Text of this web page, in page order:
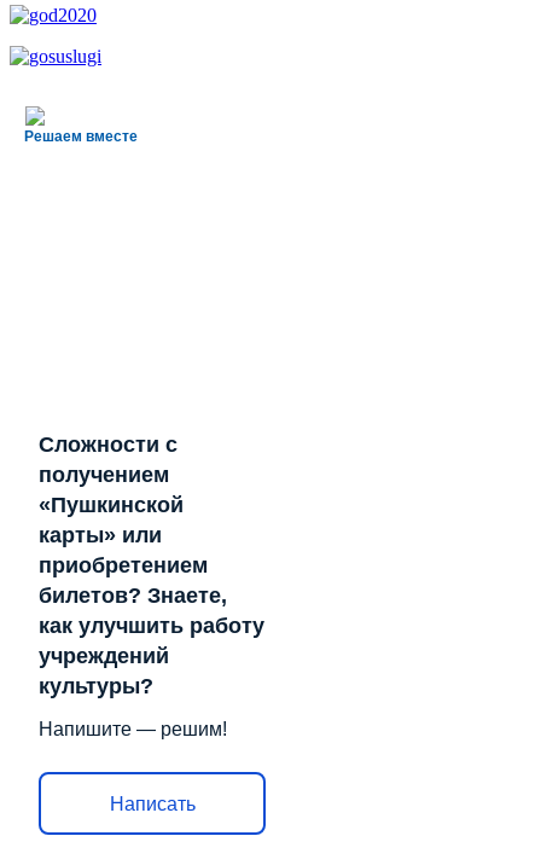
Решаем вместе
Сложности с
получением
«Пушкинской
карты» или
приобретением
билетов? Знаете,
как улучшить работу
учреждений
культуры?
Напишите — решим!
Написать